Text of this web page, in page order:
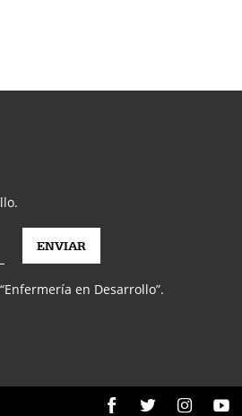
en Desarrollo”.